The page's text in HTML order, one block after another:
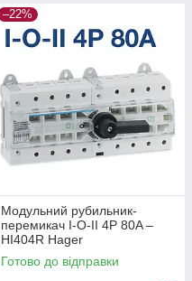
–22%
Модульний рубильник-
перемикач I-O-II 4P 80A –
HI404R Hager
Готово до відправки